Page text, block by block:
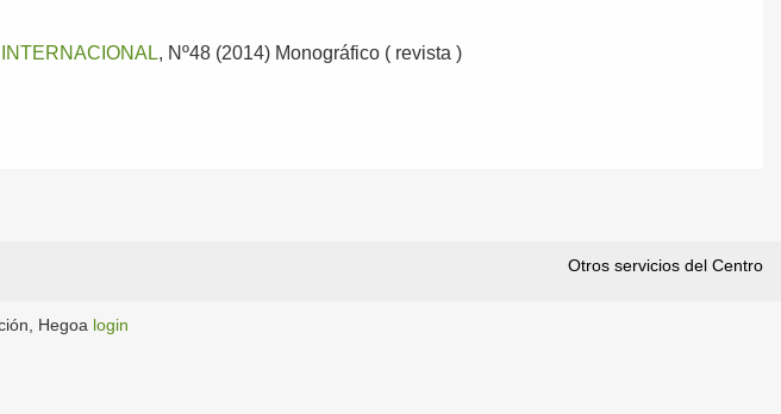
, Nº48 (2014) Monográfico ( revista )
Otros servicios del Centro
Hegoa login